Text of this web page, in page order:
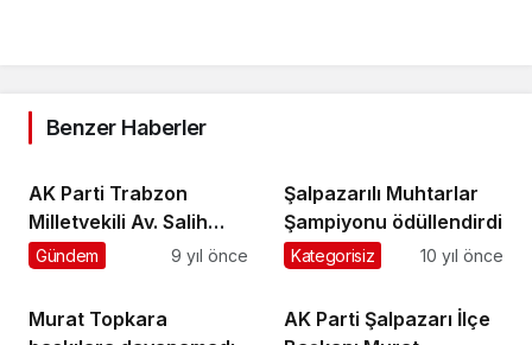
Benzer Haberler
AK Parti Trabzon
Milletvekili Av. Salih
Cora Şalpazarı’nda
Gündem 9 yıl önce
Şalpazarılı Muhtarlar
Şampiyonu ödüllendirdi
Kategorisiz 10 yıl önce
Murat Topkara
AK Parti Şalpazarı İlçe